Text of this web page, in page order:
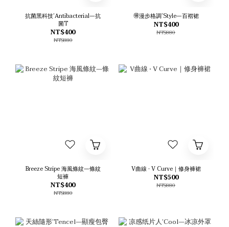
抗菌黑科技’Antibacterial—抗
菌T
NT$400
NT$880
🉐漫步格調’Style—百褶裙
NT$400
NT$880
Breeze Stripe 海風條紋—條紋
短褲
NT$400
NT$880
V曲線 • V Curve｜修身褲裙
NT$500
NT$880